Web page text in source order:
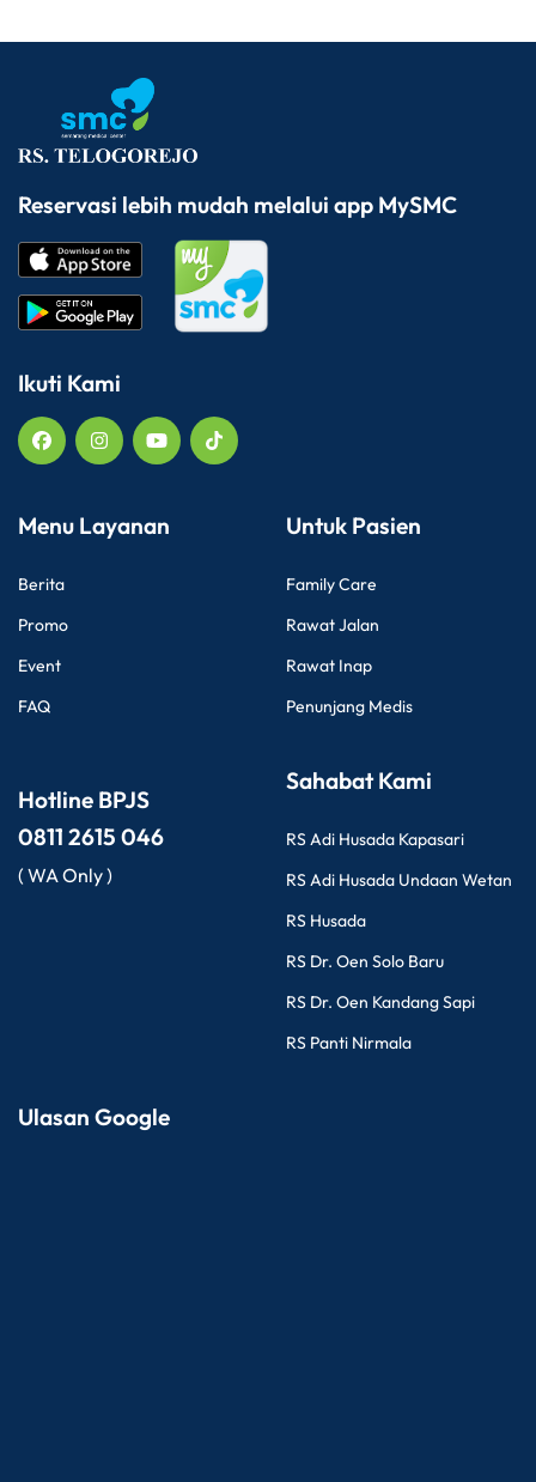
Reservasi lebih mudah melalui app MySMC
Ikuti Kami
Menu Layanan
Berita
Promo
Event
FAQ
Untuk Pasien
Family Care
Rawat Jalan
Rawat Inap
Penunjang Medis
Hotline BPJS
0811 2615 046
( WA Only )
Sahabat Kami
RS Adi Husada Kapasari
RS Adi Husada Undaan Wetan
RS Husada
RS Dr. Oen Solo Baru
RS Dr. Oen Kandang Sapi
RS Panti Nirmala
Ulasan Google